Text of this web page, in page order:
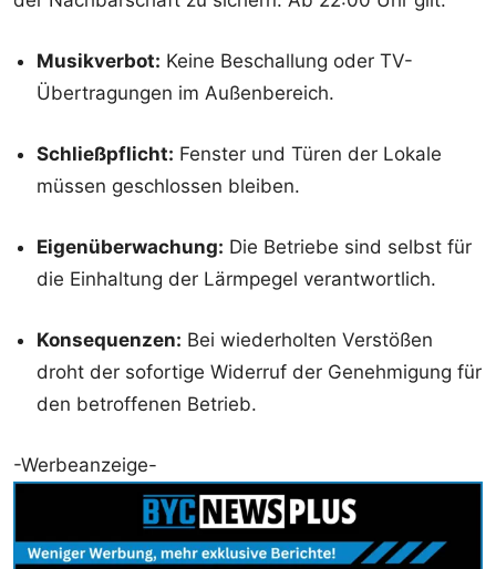
Musikverbot: Keine Beschallung oder TV-
Übertragungen im Außenbereich.
Schließpflicht: Fenster und Türen der Lokale
müssen geschlossen bleiben.
Eigenüberwachung: Die Betriebe sind selbst für
die Einhaltung der Lärmpegel verantwortlich.
Konsequenzen: Bei wiederholten Verstößen
droht der sofortige Widerruf der Genehmigung für
den betroffenen Betrieb.
-Werbeanzeige-